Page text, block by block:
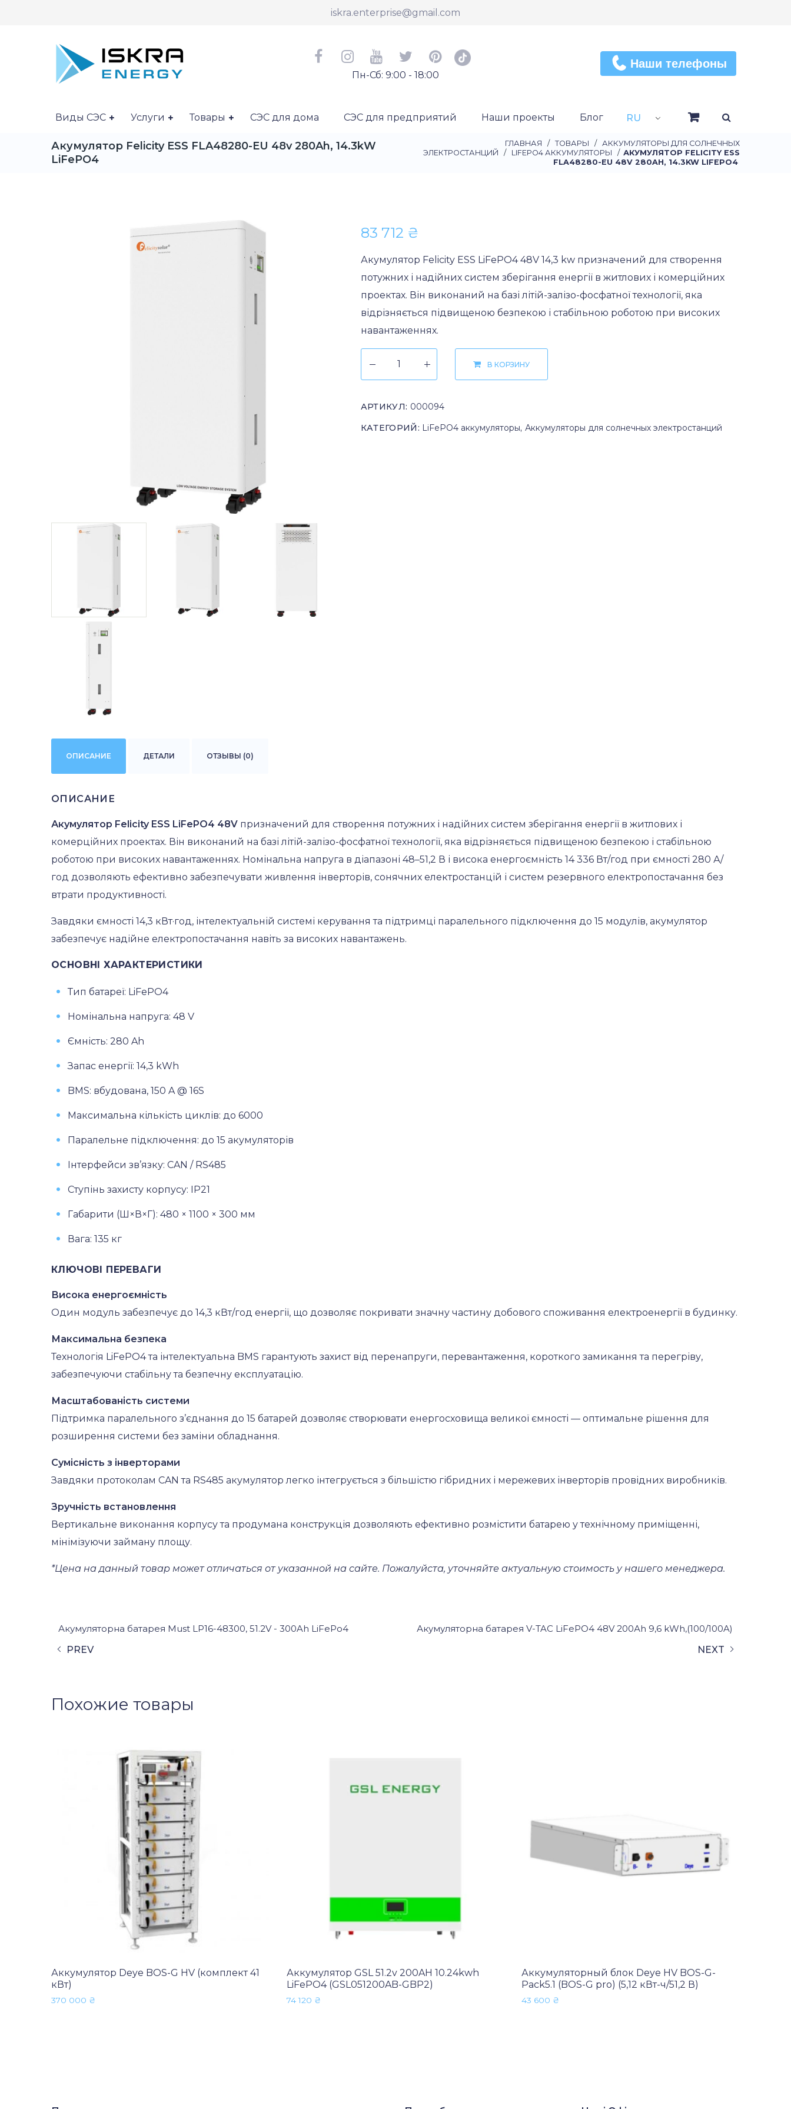
iskra.enterprise@gmail.com
Пн-Сб: 9:00 - 18:00
Наши телефоны
Виды СЭС Услуги Товары СЭС для дома СЭС для предприятий Наши проекты Блог RU
Акумулятор Felicity ESS FLA48280-EU 48v 280Ah, 14.3kW
LiFePO4
ГЛАВНАЯ / ТОВАРЫ / АККУМУЛЯТОРЫ ДЛЯ СОЛНЕЧНЫХ
ЭЛЕКТРОСТАНЦИЙ
/ LIFEPO4 АККУМУЛЯТОРЫ / АКУМУЛЯТОР FELICITY ESS
FLA48280-EU 48V 280AH, 14.3KW LIFEPO4
83 712 ₴
Акумулятор Felicity ESS LiFePO4 48V 14,3 kw призначений для створення
потужних і надійних систем зберігання енергії в житлових і комерційних
проектах. Він виконаний на базі літій-залізо-фосфатної технології, яка
відрізняється підвищеною безпекою і стабільною роботою при високих
навантаженнях.
В КОРЗИНУ
АРТИКУЛ: 000094
КАТЕГОРИЙ: LiFePO4 аккумуляторы,Аккумуляторы для солнечных электростанций
ОПИСАНИЕ ДЕТАЛИ ОТЗЫВЫ (0)
ОПИСАНИЕ
Акумулятор Felicity ESS LiFePO4 48V призначений для створення потужних і надійних систем зберігання енергії в житлових і
комерційних проектах. Він виконаний на базі літій-залізо-фосфатної технології, яка відрізняється підвищеною безпекою і стабільною
роботою при високих навантаженнях. Номінальна напруга в діапазоні 48–51,2 В і висока енергоємність 14 336 Вт/год при ємності 280 А/
год дозволяють ефективно забезпечувати живлення інверторів, сонячних електростанцій і систем резервного електропостачання без
втрати продуктивності.
Завдяки ємності 14,3 кВт·год, інтелектуальній системі керування та підтримці паралельного підключення до 15 модулів, акумулятор
забезпечує надійне електропостачання навіть за високих навантажень.
ОСНОВНІ ХАРАКТЕРИСТИКИ
Тип батареї: LiFePO4
Номінальна напруга: 48 V
Ємність: 280 Ah
Запас енергії: 14,3 kWh
BMS: вбудована, 150 A @ 16S
Максимальна кількість циклів: до 6000
Паралельне підключення: до 15 акумуляторів
Інтерфейси зв’язку: CAN / RS485
Ступінь захисту корпусу: IP21
Габарити (Ш×В×Г): 480 × 1100 × 300 мм
Вага: 135 кг
КЛЮЧОВІ ПЕРЕВАГИ
Висока енергоємність
Один модуль забезпечує до 14,3 кВт/год енергії, що дозволяє покривати значну частину добового споживання електроенергії в будинку.
Максимальна безпека
Технологія LiFePO4 та інтелектуальна BMS гарантують захист від перенапруги, перевантаження, короткого замикання та перегріву,
забезпечуючи стабільну та безпечну експлуатацію.
Масштабованість системи
Підтримка паралельного з’єднання до 15 батарей дозволяє створювати енергосховища великої ємності — оптимальне рішення для
розширення системи без заміни обладнання.
Сумісність з інверторами
Завдяки протоколам CAN та RS485 акумулятор легко інтегрується з більшістю гібридних і мережевих інверторів провідних виробників.
Зручність встановлення
Вертикальне виконання корпусу та продумана конструкція дозволяють ефективно розмістити батарею у технічному приміщенні,
мінімізуючи займану площу.
*Цена на данный товар может отличаться от указанной на сайте. Пожалуйста, уточняйте актуальную стоимость у нашего менеджера.
Акумуляторна батарея Must LP16-48300, 51.2V - 300Ah LiFePo4
PREV
Акумуляторна батарея V-TAC LiFePO4 48V 200Аh 9,6 kWh,(100/100A)
NEXT
Похожие товары
Аккумулятор Deye BOS-G HV (комплект 41
кВт)
370 000 ₴
Аккумулятор GSL 51.2v 200AH 10.24kwh
LiFePO4 (GSL051200AB-GBP2)
74 120 ₴
Аккумуляторный блок Deye HV BOS-G-
Pack5.1 (BOS-G pro) (5,12 кВт-ч/51,2 В)
43 600 ₴